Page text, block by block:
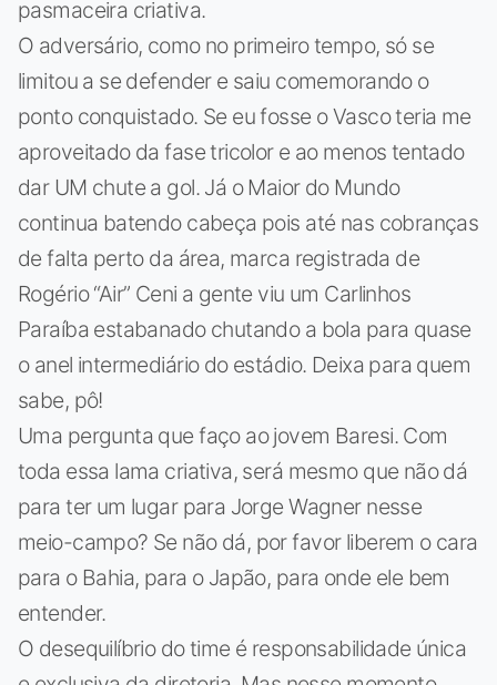
pasmaceira criativa.
O adversário, como no primeiro tempo, só se
limitou a se defender e saiu comemorando o
ponto conquistado. Se eu fosse o Vasco teria me
aproveitado da fase tricolor e ao menos tentado
dar UM chute a gol. Já o Maior do Mundo
continua batendo cabeça pois até nas cobranças
de falta perto da área, marca registrada de
Rogério “Air” Ceni a gente viu um Carlinhos
Paraíba estabanado chutando a bola para quase
o anel intermediário do estádio. Deixa para quem
sabe, pô!
Uma pergunta que faço ao jovem Baresi. Com
toda essa lama criativa, será mesmo que não dá
para ter um lugar para Jorge Wagner nesse
meio-campo? Se não dá, por favor liberem o cara
para o Bahia, para o Japão, para onde ele bem
entender.
O desequilíbrio do time é responsabilidade única